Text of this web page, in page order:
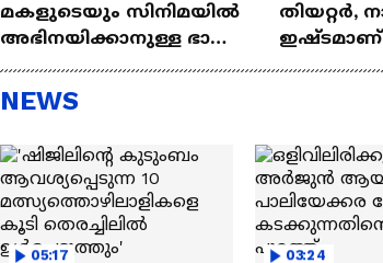
മകളുടെയും സിനിമയിൽ
അഭിനയിക്കാനുള്ള ഭാഗ്യം
കിട്ടിയതിൽ ഒരുപാട്
സന്തോഷം'
തിയറ്റർ,
NEWS
05:17 03:24